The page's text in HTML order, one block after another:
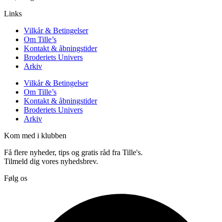
Links
Vilkår & Betingelser
Om Tille’s
Kontakt & åbningstider
Broderiets Univers
Arkiv
Vilkår & Betingelser
Om Tille’s
Kontakt & åbningstider
Broderiets Univers
Arkiv
Kom med i klubben
Få flere nyheder, tips og gratis råd fra Tille's.
Tilmeld dig vores nyhedsbrev.
Følg os